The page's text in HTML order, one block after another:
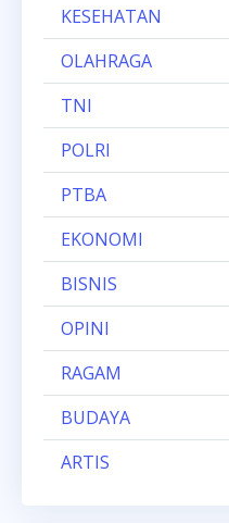
KESEHATAN
OLAHRAGA
TNI
POLRI
PTBA
EKONOMI
BISNIS
OPINI
RAGAM
BUDAYA
ARTIS